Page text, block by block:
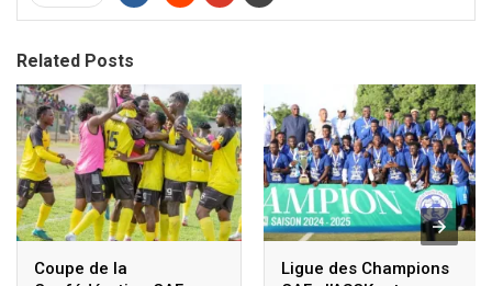
Related Posts
Coupe de la
Ligue des Champions